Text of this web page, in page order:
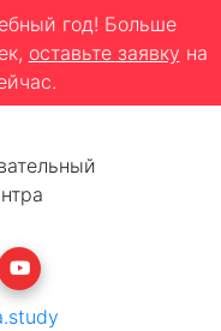
год! Больше
оставьте заявку на